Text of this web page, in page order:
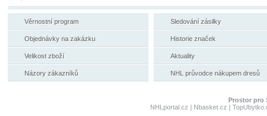
Věrnostní program
Objednávky na zakázku
Velikost zboží
Názory zákazníků
Sledování zásilky
Historie značek
Aktuality
NHL průvodce nákupem dresů
Prostor pro
NHLportal.cz | Nbasket.cz |